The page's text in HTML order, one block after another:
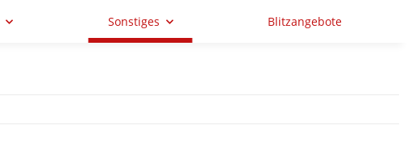
Sonstiges Blitzangebote